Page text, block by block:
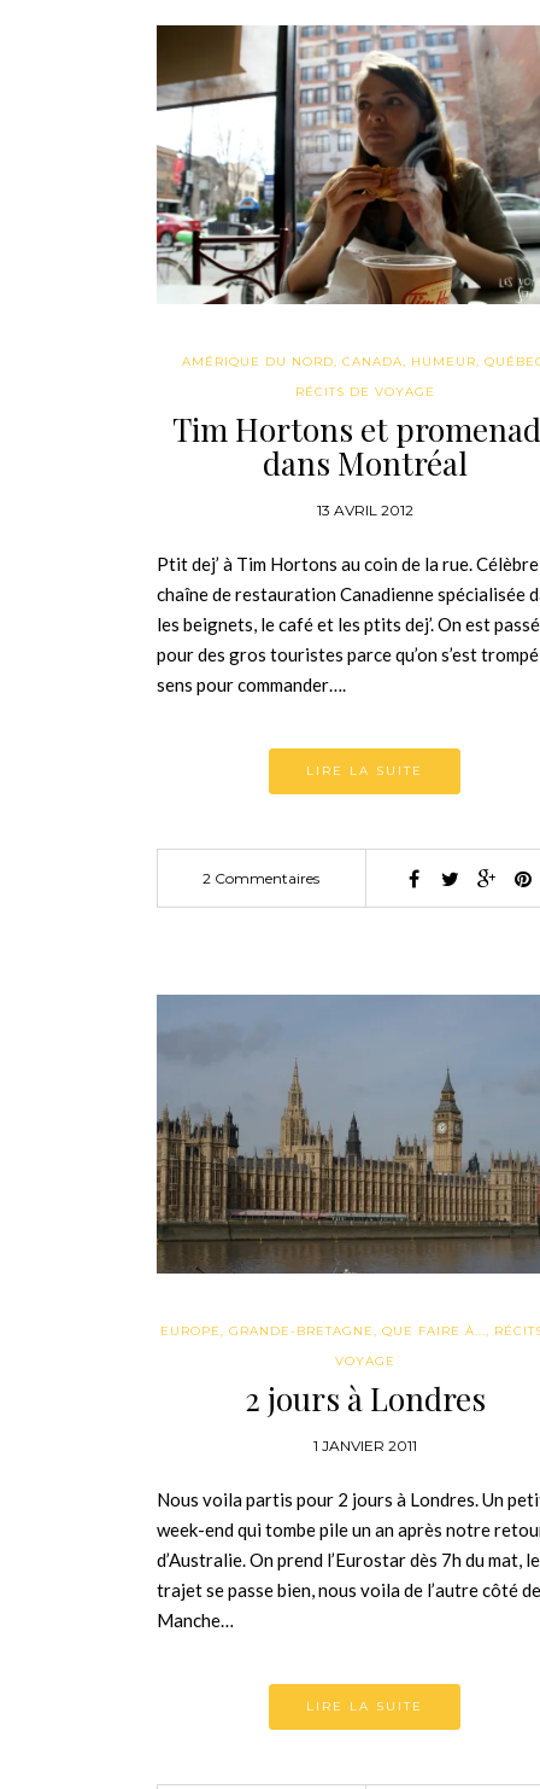
AMÉRIQUE DU NORD, CANADA, HUMEUR,
RÉCITS DE VOYAGE
Tim Hortons et
dans Montréal
13 AVRIL 2012
Ptit dej’ à Tim Hortons au coin de la rue. Célèbre
chaîne de restauration Canadienne spécialisée
les beignets, le café et les ptits dej’. On est
pour des gros touristes parce qu’on s’est
sens pour commander….
LIRE LA SUITE
2 Commentaires
EUROPE, GRANDE-BRETAGNE, QUE FAIRE À...,
VOYAGE
2 jours à Londres
1 JANVIER 2011
Nous voila partis pour 2 jours à Londres. Un
week-end qui tombe pile un an après notre
d’Australie. On prend l’Eurostar dès 7h du mat, le
trajet se passe bien, nous voila de l’autre côté
Manche…
LIRE LA SUITE